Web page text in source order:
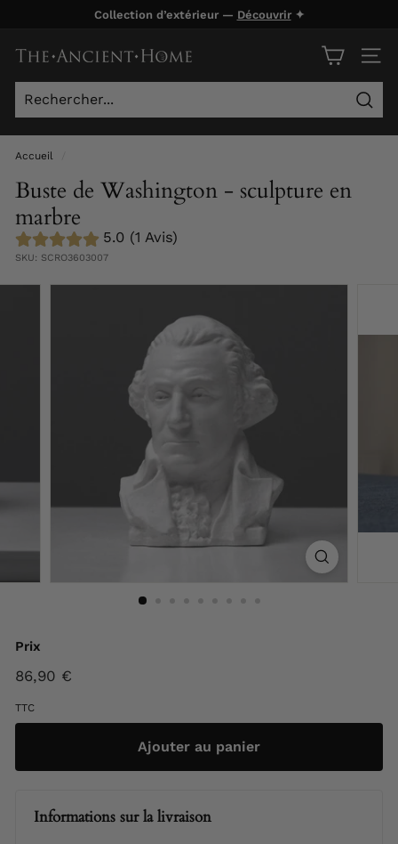
contenu
Collection d’extérieur — Découvrir✦
T
h
e
A
n
c
i
e
n
t
n
Accueil
Buste de Washington - sculpture en
marbre
5.0 (1 Avis)
SKU: SCRO3603007
Prix
Prix
86,90 €
TTC
Ajouter au panier
Informations sur la livraison